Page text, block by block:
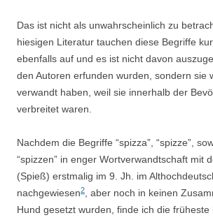
Das ist nicht als unwahrscheinlich zu
hiesigen Literatur tauchen diese Begriffe
ebenfalls auf und es ist nicht davon
den Autoren erfunden wurden, sondern sie
verwandt haben, weil sie innerhalb der
verbreitet waren.
Nachdem die Begriffe “spizza”, “spizze”,
“spizzen” in enger Wortverwandtschaft mit
(Spieß) erstmalig im 9. Jh. im
nachgewiesen2
, aber noch in keinen
Hund gesetzt wurden, finde ich die früheste